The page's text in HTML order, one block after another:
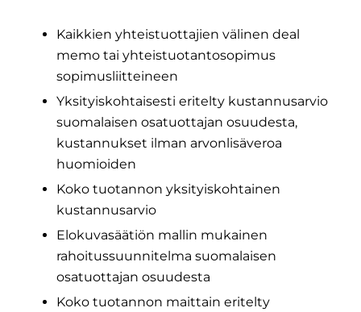
Kaikkien yhteistuottajien välinen deal
memo tai yhteistuotantosopimus
sopimusliitteineen
Yksityiskohtaisesti eritelty kustannusarvio
suomalaisen osatuottajan osuudesta,
kustannukset ilman arvonlisäveroa
huomioiden
Koko tuotannon yksityiskohtainen
kustannusarvio
Elokuvasäätiön mallin mukainen
rahoitussuunnitelma suomalaisen
osatuottajan osuudesta
Koko tuotannon maittain eritelty